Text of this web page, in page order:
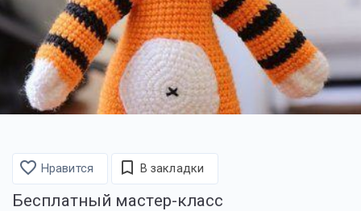
favorite_border Нравится bookmark_border В закладки
Бесплатный мастер-класс